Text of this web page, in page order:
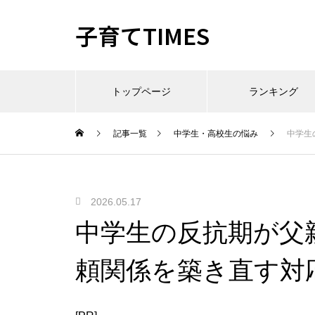
子育てTIMES
トップページ ランキング
記事一覧 中学生・高校生の悩み 中学生
2026.05.17
中学生の反抗期が
頼関係を築き直す対